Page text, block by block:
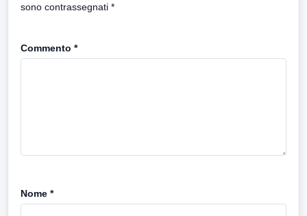
sono contrassegnati *
Commento *
Nome *